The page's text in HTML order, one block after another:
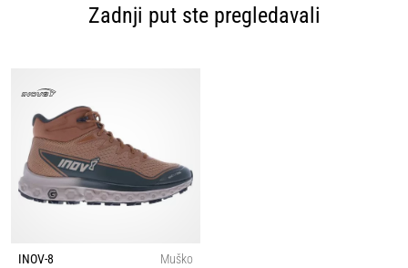
Zadnji put ste pregledavali
INOV-8
Muško